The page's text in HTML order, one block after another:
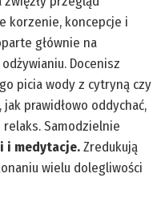
korzenie, koncepcje i
głównie na
Docenisz
picia wody z cytryną czy
prawidłowo oddychać,
Samodzielnie
i medytacje.Zredukują
wielu dolegliwości